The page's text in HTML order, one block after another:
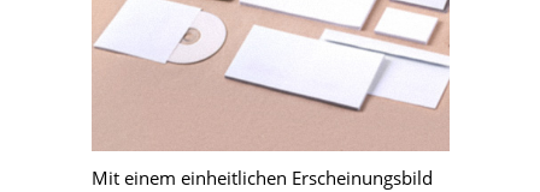
Mit einem einheitlichen Erscheinungsbild